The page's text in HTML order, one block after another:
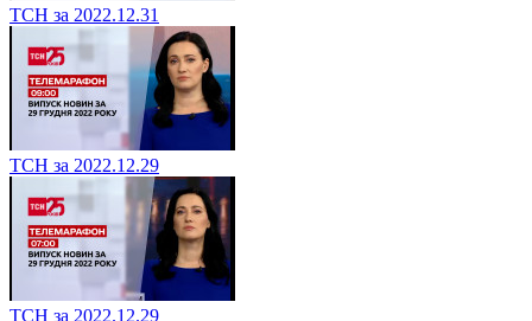
ТСН за 2022.12.31
ТСН за 2022.12.29
ТСН за 2022.12.29